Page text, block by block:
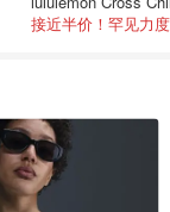
接近半价！罕见力度